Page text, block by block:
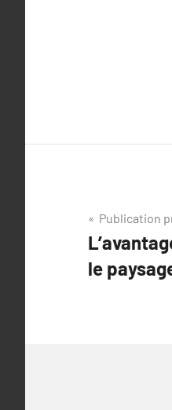
de
l’article
Publication
le